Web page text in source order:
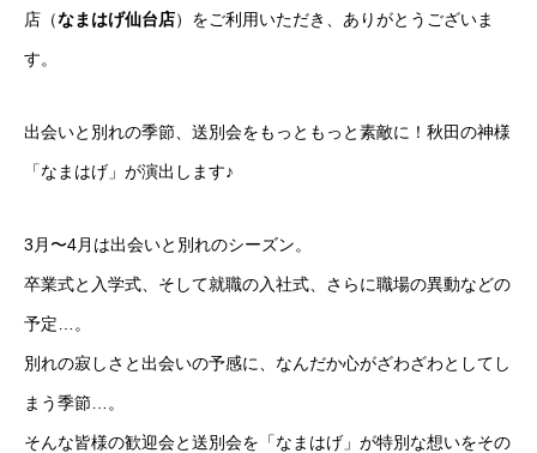
店（なまはげ仙台店）をご利用いただき、ありがとうございま
す。
出会いと別れの季節、送別会をもっともっと素敵に！秋田の神様
「なまはげ」が演出します♪
3月〜4月は出会いと別れのシーズン。
卒業式と入学式、そして就職の入社式、さらに職場の異動などの
予定…。
別れの寂しさと出会いの予感に、なんだか心がざわざわとしてし
まう季節…。
そんな皆様の歓迎会と送別会を「なまはげ」が特別な想いをその